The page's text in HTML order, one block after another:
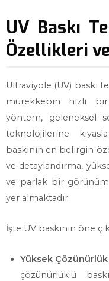
UV Baskı
Özellikleri
Ultraviyole (UV) baskı
mürekkebin hızlı
yöntem, geleneksel
teknolojilerine
baskının en belirgin
ve detaylandırma,
ve parlak bir
yer almaktadır.
İşte UV baskının öne
Yüksek
çözünürlüklü